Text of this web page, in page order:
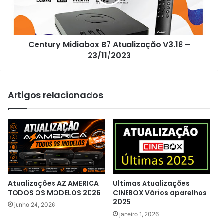
Century Midiabox B7 Atualização V3.18 –
23/11/2023
Artigos relacionados
Atualizações AZ AMERICA
TODOS OS MODELOS 2026
junho 24, 2026
Ultimas Atualizações
CINEBOX Vários aparelhos
2025
janeiro 1, 2026